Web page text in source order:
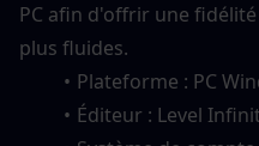
PC afin d'offrir une
plus fluides.
Plateforme : PC
Éditeur : Level